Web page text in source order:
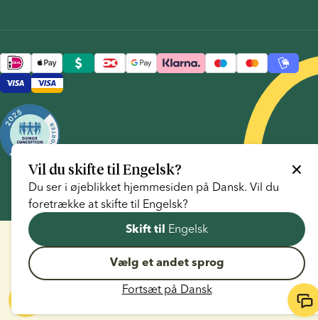
Vil du skifte tilEngelsk?
Du ser i øjeblikket hjemmesiden på Dansk. Vil du
foretrække at skifte til Engelsk?
Skift til Engelsk
Vælg et andet sprog
Fortsæt på Dansk